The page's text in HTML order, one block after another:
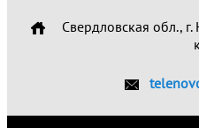
Свердловская обл.,